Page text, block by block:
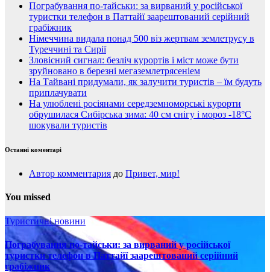
Пограбування по-тайськи: за вирваний у російської
туристки телефон в Паттайї заарештований серійний
грабіжник
Німеччина видала понад 500 віз жертвам землетрусу в
Туреччині та Сирії
Зловісний сигнал: безліч курортів і міст може бути
зруйновано в березні мегаземлетрясеніем
На Тайвані придумали, як залучити туристів – їм будуть
приплачувати
На улюблені росіянами середземноморські курорти
обрушилася Сибірська зима: 40 см снігу і мороз -18°C
шокували туристів
Останні коментарі
Автор комментария до Привет, мир!
You missed
Туристичні новини
Пограбування по-тайськи: за вирваний у російської
туристки телефон в Паттайї заарештований серійний
грабіжник